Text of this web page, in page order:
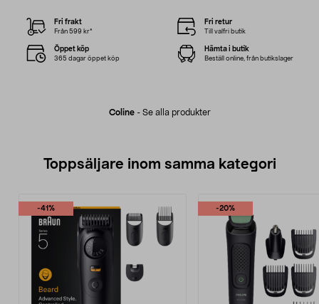
Coline- Se alla produkter
Fri frakt
Från 599 kr*
Fri retur
Till valfri butik
Öppet köp
365 dagar öppet köp
Hämta i butik
Beställ online, från butikslager
Toppsäljare inom samma kategori
-41% -20%